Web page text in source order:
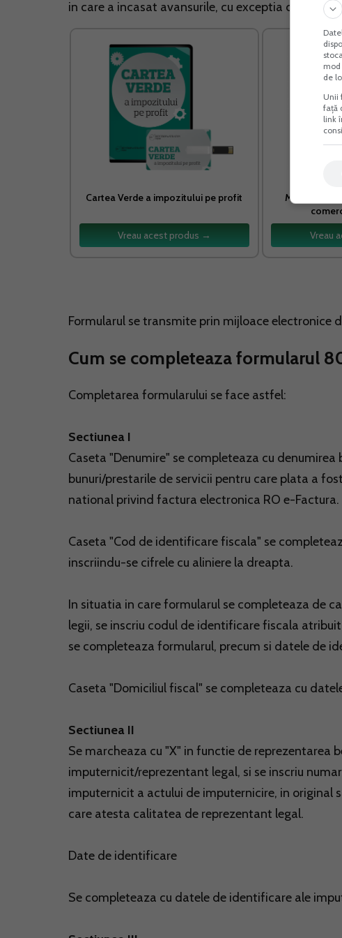
in care a incasat avansurile, cu exceptia cazului in
Cartea Verde a impozitului pe profit
Vreau acest produs →
Manual de
Vreau
Formularul se transmite prin mijloace
Cum se completeaza formularul
Completarea formularului se face astfel:
Sectiunea I
Caseta "Denumire" se completeaza cu
bunuri/prestarile de servicii pentru care plata a
national privind factura electronica RO e-Factura.
Caseta "Cod de identificare fiscala" se
inscriindu-se cifrele cu aliniere la dreapta.
In situatia in care formularul se completeaza de
legii, se inscriu codul de identificare fiscala
se completeaza formularul, precum si datele de
Caseta "Domiciliul fiscal" se completeaza cu
Sectiunea II
Se marcheaza cu "X" in functie de reprezentarea
imputernicit/reprezentant legal, si se inscriu
imputernicit a actului de imputernicire, in original
care atesta calitatea de reprezentant legal.
Date de identificare
Se completeaza cu datele de identificare ale
de
Unii
față
link